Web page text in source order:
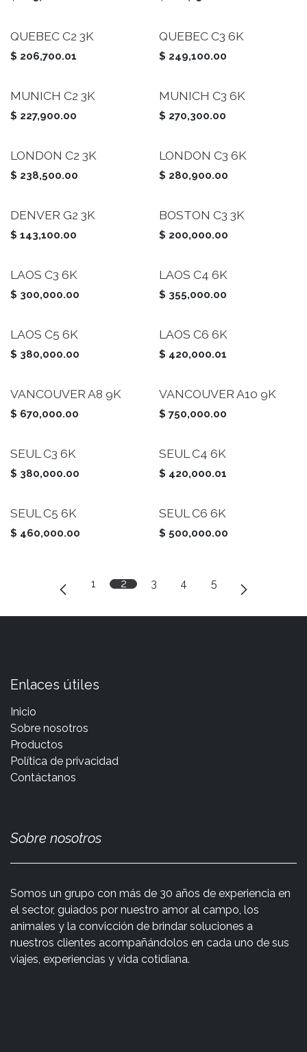
QUEBEC C2 3K
$ 206,700.01
QUEBEC C3 6K
$ 249,100.00
MUNICH C2 3K
$ 227,900.00
MUNICH C3 6K
$ 270,300.00
LONDON C2 3K
$ 238,500.00
LONDON C3 6K
$ 280,900.00
DENVER G2 3K
$ 143,100.00
BOSTON C3 3K
$ 200,000.00
LAOS C3 6K
$ 300,000.00
LAOS C4 6K
$ 355,000.00
LAOS C5 6K
$ 380,000.00
LAOS C6 6K
$ 420,000.01
VANCOUVER A8 9K
$ 670,000.00
VANCOUVER A10 9K
$ 750,000.00
SEUL C3 6K
$ 380,000.00
SEUL C4 6K
$ 420,000.01
SEUL C5 6K
$ 460,000.00
SEUL C6 6K
$ 500,000.00
1 2 3 4 5
Enlaces útiles
Inicio
Sobre nosotros
Productos
Política de privacidad
Contáctanos
Sobre nosotros
Somos un grupo con más de 30 años de experiencia en
el sector, guiados por nuestro amor al campo, los
animales y la convicción de brindar soluciones a
nuestros clientes acompañándolos en cada uno de sus
viajes, experiencias y vida cotidiana.